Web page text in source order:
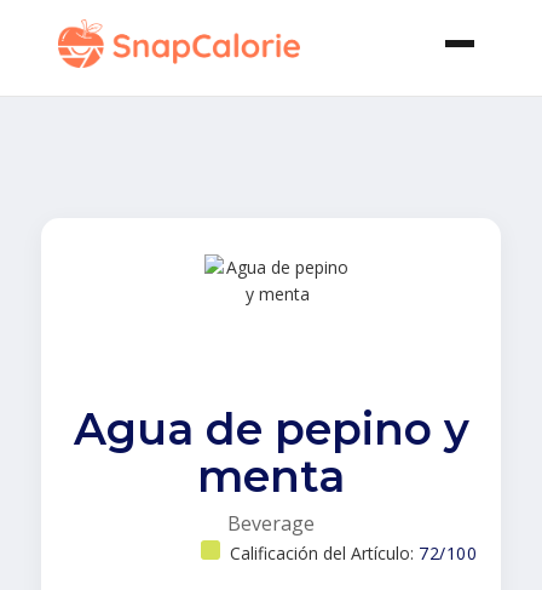
Agua de pepino y
menta
Beverage
Calificación del Artículo: 72/100